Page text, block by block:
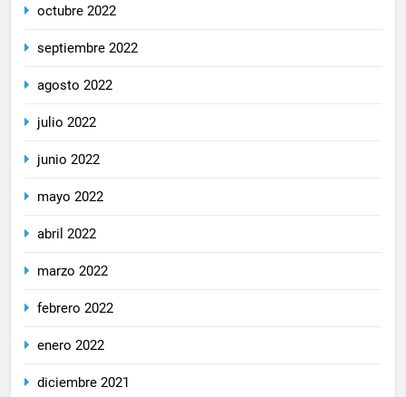
octubre 2022
septiembre 2022
agosto 2022
julio 2022
junio 2022
mayo 2022
abril 2022
marzo 2022
febrero 2022
enero 2022
diciembre 2021